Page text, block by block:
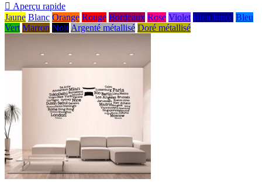
 Aperçu rapide
Jaune Blanc Orange Rouge Bordeaux Rose Violet Bleu foncé Bleu
Vert Marron Noir Argenté métallisé Doré métallisé